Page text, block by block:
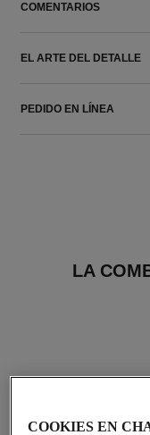
COMENTARIOS
EL ARTE DEL DETALLE
PEDIDO EN LÍNEA
LA
COOKIES EN